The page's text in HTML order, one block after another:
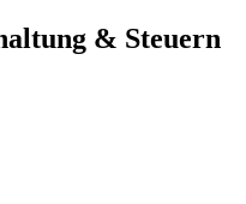
& Steuern